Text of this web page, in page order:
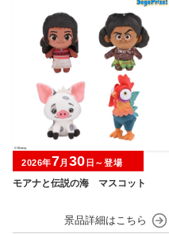
モアナと伝説の海 マスコット
2026年7月 30 日～登場